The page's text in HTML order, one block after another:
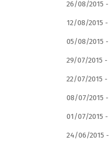
26/08/2015 -
12/08/2015 -
05/08/2015 -
29/07/2015 -
22/07/2015 -
08/07/2015 -
01/07/2015 -
24/06/2015 -